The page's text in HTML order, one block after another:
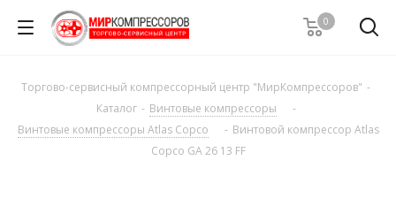
0
Торгово-сервисный компрессорный центр "МирКомпрессоров" -
Каталог - Винтовые компрессоры
-
Винтовые компрессоры Atlas Copco
- Винтовой компрессор Atlas
Copco GA 26 13 FF